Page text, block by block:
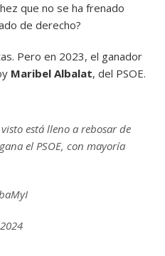
que no se ha frenado
de derecho?
Pero en 2023, el ganador
Maribel Albalat, del PSOE.
está lleno a rebosar de
el PSOE, con mayoría